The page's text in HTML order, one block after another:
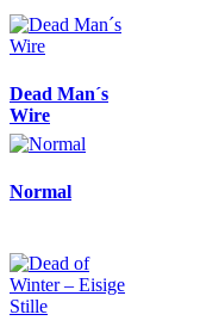
Dead Man´s
Wire
Normal